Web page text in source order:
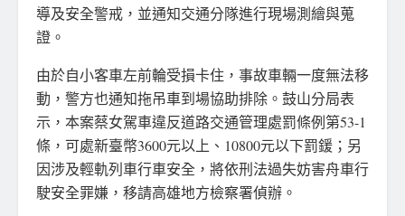
導及安全警戒，並通知交通分隊進行現場測繪與蒐
證。
由於自小客車左前輪受損卡住，事故車輛一度無法移
動，警方也通知拖吊車到場協助排除。鼓山分局表
示，本案蔡女駕車違反道路交通管理處罰條例第53-1
條，可處新臺幣3600元以上、10800元以下罰鍰；另
因涉及輕軌列車行車安全，將依刑法過失妨害舟車行
駛安全罪嫌，移請高雄地方檢察署偵辦。